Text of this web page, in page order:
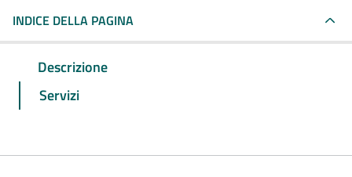
INDICE DELLA PAGINA
Descrizione
Servizi